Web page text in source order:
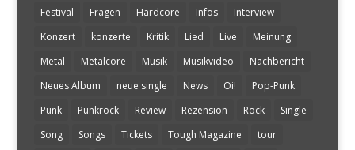
Festival
Fragen Hardcore Infos
Interview
Konzert
konzerte Kritik Lied Live
Meinung
Metal
Metalcore Musik Musikvideo
Nachbericht
Neues Album
neue single News Oi!
Pop-Punk
Punk
Punkrock Review Rezension Rock
Single
Song
Songs Tickets Tough Magazine tour